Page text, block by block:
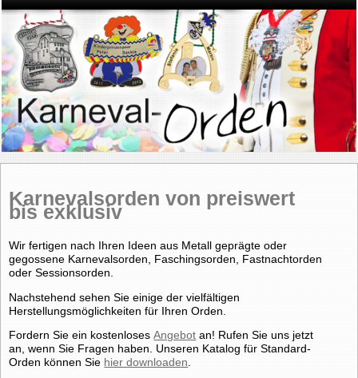
Karnevalsorden von preiswert
bis exklusiv
Wir fertigen nach Ihren Ideen aus Metall geprägte oder
gegossene Karnevalsorden, Faschingsorden, Fastnachtorden
oder Sessionsorden.
Nachstehend sehen Sie einige der vielfältigen
Herstellungsmöglichkeiten für Ihren Orden.
Fordern Sie ein kostenlosesAngebot an! Rufen Sie uns jetzt
an, wenn Sie Fragen haben. Unseren Katalog für Standard-
Orden können Sie hier downloaden.